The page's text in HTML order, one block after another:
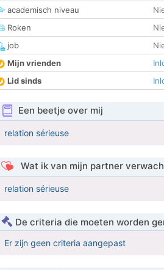
academisch niveau
Roken
job
Mijn vrienden
Lid sinds
Een beetje over mij
relation sérieuse
Wat ik van mijn partner
relation sérieuse
De criteria die moeten worden
Er zijn geen criteria aangepast